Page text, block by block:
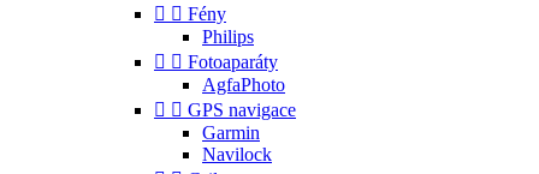
  Fény
Philips
  Fotoaparáty
AgfaPhoto
  GPS navigace
Garmin
Navilock